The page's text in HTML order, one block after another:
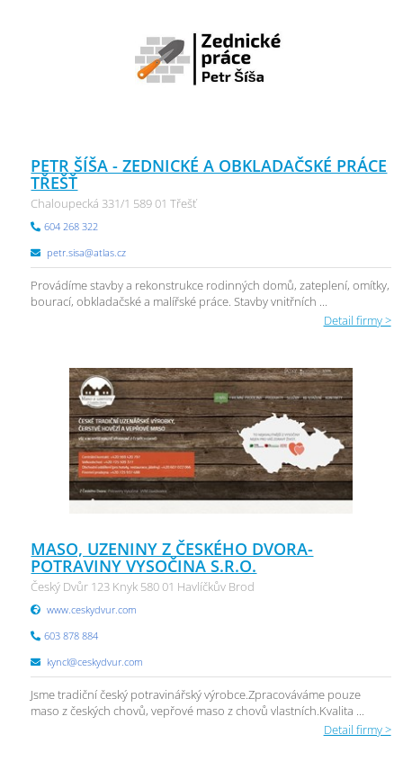
PETR ŠÍŠA - ZEDNICKÉ A OBKLADAČSKÉ PRÁCE
TŘEŠŤ
Chaloupecká 331/1 589 01 Třešť
604 268 322
petr.sisa@atlas.cz
Provádíme stavby a rekonstrukce rodinných domů, zateplení, omítky,
bourací, obkladačské a malířské práce. Stavby vnitřních ...
Detail firmy >
MASO, UZENINY Z ČESKÉHO DVORA-
POTRAVINY VYSOČINA S.R.O.
Český Dvůr 123 Knyk 580 01 Havlíčkův Brod
www.ceskydvur.com
603 878 884
kyncl@ceskydvur.com
Jsme tradiční český potravinářský výrobce.Zpracováváme pouze
maso z českých chovů, vepřové maso z chovů vlastních.Kvalita ...
Detail firmy >